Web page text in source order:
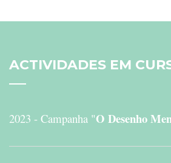
ACTIVIDADES EM
2023 - Campanha "O Desenho